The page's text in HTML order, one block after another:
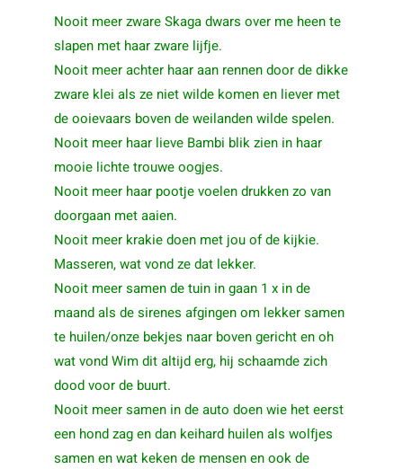
Nooit meer zware Skaga dwars over me heen te
slapen met haar zware lijfje.
Nooit meer achter haar aan rennen door de dikke
zware klei als ze niet wilde komen en liever met
de ooievaars boven de weilanden wilde spelen.
Nooit meer haar lieve Bambi blik zien in haar
mooie lichte trouwe oogjes.
Nooit meer haar pootje voelen drukken zo van
doorgaan met aaien.
Nooit meer krakie doen met jou of de kijkie.
Masseren, wat vond ze dat lekker.
Nooit meer samen de tuin in gaan 1 x in de
maand als de sirenes afgingen om lekker samen
te huilen/onze bekjes naar boven gericht en oh
wat vond Wim dit altijd erg, hij schaamde zich
dood voor de buurt.
Nooit meer samen in de auto doen wie het eerst
een hond zag en dan keihard huilen als wolfjes
samen en wat keken de mensen en ook de